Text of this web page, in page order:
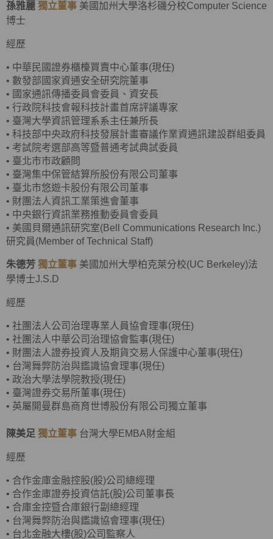
孫雅麗 獨立董事 美國加州大學洛杉磯分校Computer Science
博士
經歷
• 中華民國證券櫃檯買賣中心董事(現任)
• 數發部國家資通安全研究院董事
• 國家通訊傳播委員會委員、資安長
• 行政院科技會報科技計畫首席評議專家
• 臺灣大學資訊管理系系主任兼所長
• 科技部中央政府科技發展計畫審議作業資通訊建設群組委員
• 考試院考選部高等暨普通考試典試委員
• 臺北市市政顧問
• 臺灣集中保管結算所股份有限公司董事
• 臺北市悠遊卡股份有限公司董事
• 財團法人資訊工業策進會董事
• 中央銀行資訊業務推動委員會委員
• 美國貝爾通訊研究室(Bell Communications Research Inc.)
研究員(Member of Technical Staff)
朱德芳 獨立董事 美國加州大學柏克萊分校(UC Berkeley)法
學博士J.S.D
經歷
• 社團法人公司治理專業人員協會理事(現任)
• 社團法人中華公司治理協會監事(現任)
• 財團法人證券投資人及期貨交易人保護中心董事(現任)
• 台灣舞弊防治與鑑識協會理事(現任)
• 政治大學法學院教授(現任)
• 臺灣證券交易所董事(現任)
• 英屬開曼群島商育世博股份有限公司獨立董事
陳美足 獨立董事 台灣大學EMBA財金組
經歷
• 合作金庫金融控股(股)公司總經理
• 合作金庫證券投資信託(股)公司董事長
• 合庫金控暨合庫銀行副總經理
• 台灣舞弊防治與鑑識協會理事(現任)
• 台北金融大樓(股)公司監察人